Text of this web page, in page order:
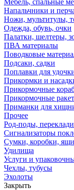
Мебель, спальные
Напальчники и
Ножи, мультитулы,
Одежда, обувь, очки
Палатки, шелтеры,
ПВА материалы
Поводковые
Подсаки, садки
Поплавки для
Прикормки и
Прикормочные
Прикормочные
Приманки для
Прочее
Род-поды,
Сигнализаторы
Сумки, коробки,
Удилища
Услуги и
Чехлы, тубусы
Эхолоты
Закрыть